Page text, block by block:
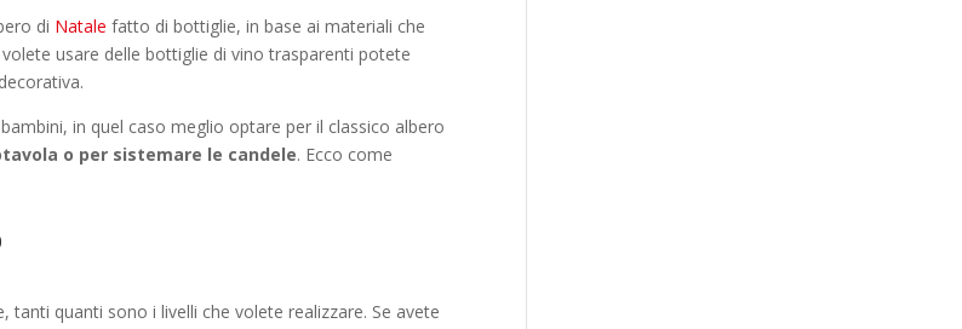
di Natale fatto di bottiglie, in base ai materiali che
usare delle bottiglie di vino trasparenti potete
in quel caso meglio optare per il classico albero
o per sistemare le candele. Ecco come
tanti quanti sono i livelli che volete realizzare. Se avete